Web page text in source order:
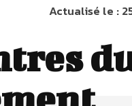
Actualisé le :